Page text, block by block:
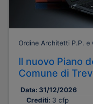
Ordine Architetti P.P. e
Il nuovo Piano
Comune di
Data: 31/12/2026
Crediti: 3 cfp